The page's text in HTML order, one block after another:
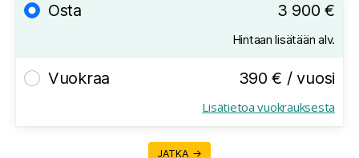
Osta 3 900 €
Hintaan lisätään alv.
Vuokraa 390 € / vuosi
Lisätietoa vuokrauksesta
JATKA →